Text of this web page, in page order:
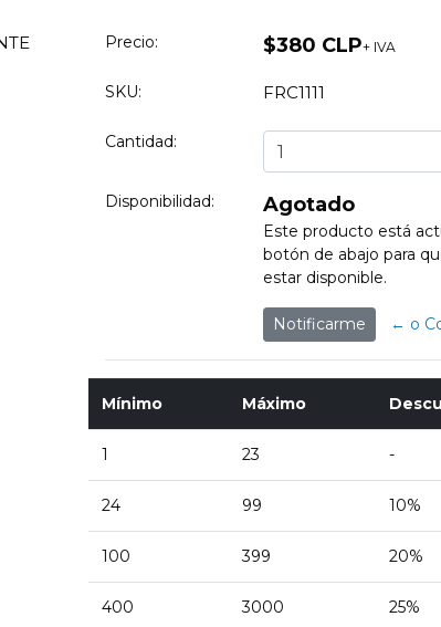
Precio: $380 CLP+ IVA
SKU: FRC1111
Cantidad:
Disponibilidad: Agotado
Este producto está
botón de abajo para
estar disponible.
Notificarme ← o
Mínimo Máximo
1 23 -
24 99 10%
100 399 20%
400 3000 25%